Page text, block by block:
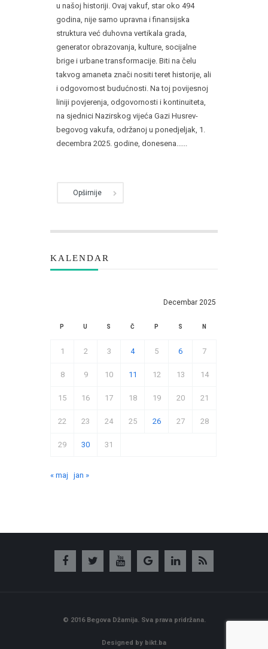
u našoj historiji. Ovaj vakuf, star oko 494
godina, nije samo upravna i finansijska
struktura već duhovna vertikala grada,
generator obrazovanja, kulture, socijalne
brige i urbane transformacije. Biti na čelu
takvog amaneta znači nositi teret historije, ali
i odgovornost budućnosti. Na toj povijesnoj
liniji povjerenja, odgovornosti i kontinuiteta,
na sjednici Nazirskog vijeća Gazi Husrev-
begovog vakufa, održanoj u ponedjeljak, 1.
decembra 2025. godine, donesena......
Opširnije
KALENDAR
Decembar 2025
P U S Č P S N
1 2 3 4 5 6 7
8 9 10 11 12 13 14
15 16 17 18 19 20 21
22 23 24 25 26 27 28
29 30 31
« maj jan »
© 2016 Begova Džamija. Sva prava pridržana.
Designed by bikt.ba